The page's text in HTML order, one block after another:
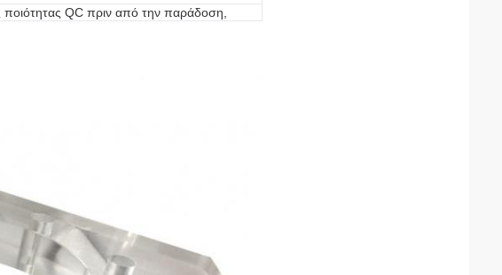
QC πριν από την παράδοση,